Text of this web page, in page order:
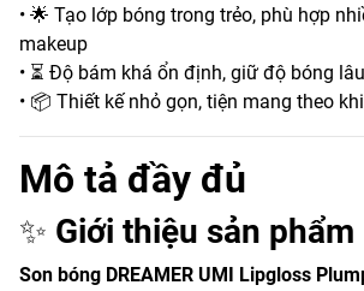
• 🌟 Tạo lớp bóng trong trẻo, phù hợp
makeup
• ⏳ Độ bám khá ổn định, giữ độ bóng
• 📦 Thiết kế nhỏ gọn, tiện mang theo
Mô tả đầy đủ
✨ Giới thiệu sản phẩm
Son bóng DREAMER UMI Lipgloss